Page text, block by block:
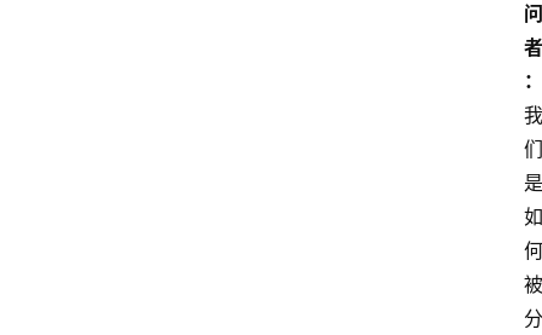
问
者
：
我
们
是
如
何
被
分